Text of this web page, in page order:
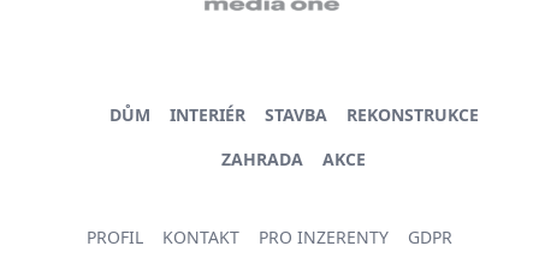
DŮM INTERIÉR STAVBA
REKONSTRUKCE
ZAHRADA
AKCE
PROFIL KONTAKT PRO INZERENTY GDPR